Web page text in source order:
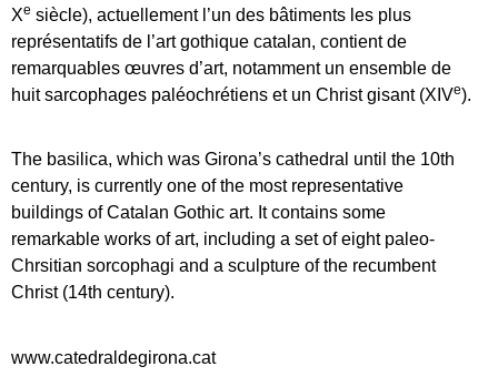
Xe siècle), actuellement l’un des bâtiments les plus
représentatifs de l’art gothique catalan, contient de
remarquables œuvres d’art, notamment un ensemble de
huit sarcophages paléochrétiens et un Christ gisant (XIVe).
The basilica, which was Girona’s cathedral until the 10th
century, is currently one of the most representative
buildings of Catalan Gothic art. It contains some
remarkable works of art, including a set of eight paleo-
Chrsitian sorcophagi and a sculpture of the recumbent
Christ (14th century).
www.catedraldegirona.cat